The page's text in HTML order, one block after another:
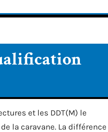
et les DDT(M) le
la caravane. La différence